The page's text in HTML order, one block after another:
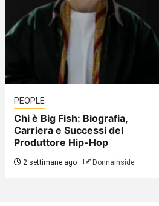
PEOPLE
Chi è Big Fish: Biografia,
Carriera e Successi del
Produttore Hip-Hop
2 settimane ago Donnainside